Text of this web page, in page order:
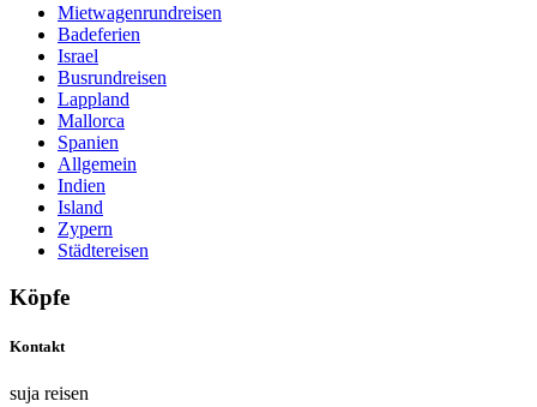
Mietwagenrundreisen
Badeferien
Israel
Busrundreisen
Lappland
Mallorca
Spanien
Allgemein
Indien
Island
Zypern
Städtereisen
Köpfe
Kontakt
suja reisen